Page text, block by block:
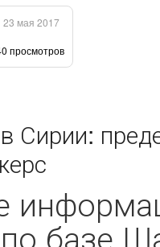
23 мая 2017
просмотров
Сирии:
базе